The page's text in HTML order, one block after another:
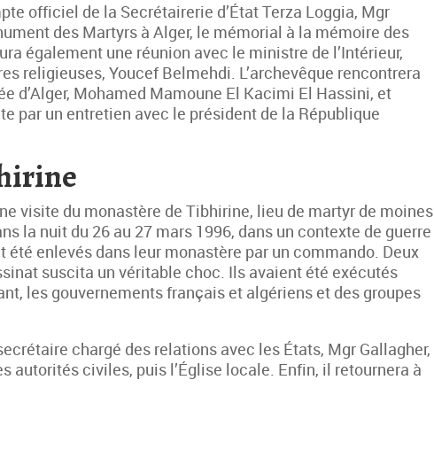
officiel de la Secrétairerie d’État Terza Loggia, Mgr
des Martyrs à Alger, le mémorial à la mémoire des
également une réunion avec le ministre de l’Intérieur,
religieuses, Youcef Belmehdi. L’archevêque rencontrera
d’Alger, Mohamed Mamoune El Kacimi El Hassini, et
par un entretien avec le président de la République
visite du monastère de Tibhirine, lieu de martyr de moines
la nuit du 26 au 27 mars 1996, dans un contexte de guerre
enlevés dans leur monastère par un commando. Deux
suscita un véritable choc. Ils avaient été exécutés
les gouvernements français et algériens et des groupes
chargé des relations avec les États, Mgr Gallagher,
autorités civiles, puis l’Église locale. Enfin, il retournera à